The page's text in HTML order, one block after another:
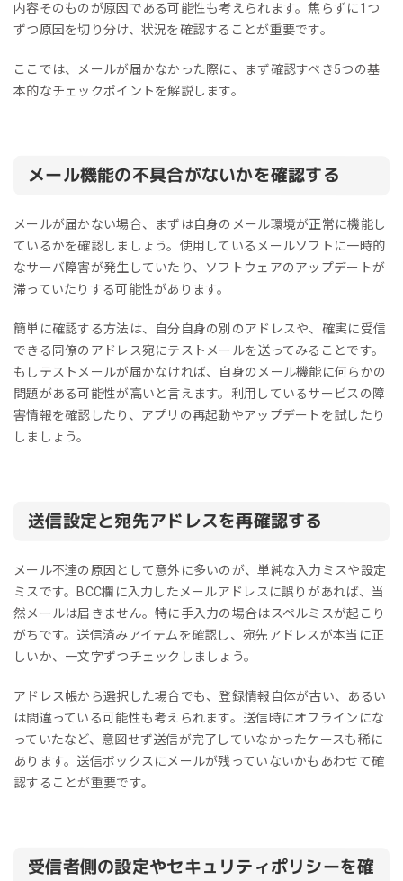
内容そのものが原因である可能性も考えられます。焦らずに1つ
ずつ原因を切り分け、状況を確認することが重要です。
ここでは、メールが届かなかった際に、まず確認すべき5つの基
本的なチェックポイントを解説します。
メール機能の不具合がないかを確認する
メールが届かない場合、まずは自身のメール環境が正常に機能し
ているかを確認しましょう。使用しているメールソフトに一時的
なサーバ障害が発生していたり、ソフトウェアのアップデートが
滞っていたりする可能性があります。
簡単に確認する方法は、自分自身の別のアドレスや、確実に受信
できる同僚のアドレス宛にテストメールを送ってみることです。
もしテストメールが届かなければ、自身のメール機能に何らかの
問題がある可能性が高いと言えます。利用しているサービスの障
害情報を確認したり、アプリの再起動やアップデートを試したり
しましょう。
送信設定と宛先アドレスを再確認する
メール不達の原因として意外に多いのが、単純な入力ミスや設定
ミスです。BCC欄に入力したメールアドレスに誤りがあれば、当
然メールは届きません。特に手入力の場合はスペルミスが起こり
がちです。送信済みアイテムを確認し、宛先アドレスが本当に正
しいか、一文字ずつチェックしましょう。
アドレス帳から選択した場合でも、登録情報自体が古い、あるい
は間違っている可能性も考えられます。送信時にオフラインにな
っていたなど、意図せず送信が完了していなかったケースも稀に
あります。送信ボックスにメールが残っていないかもあわせて確
認することが重要です。
受信者側の設定やセキュリティポリシーを確